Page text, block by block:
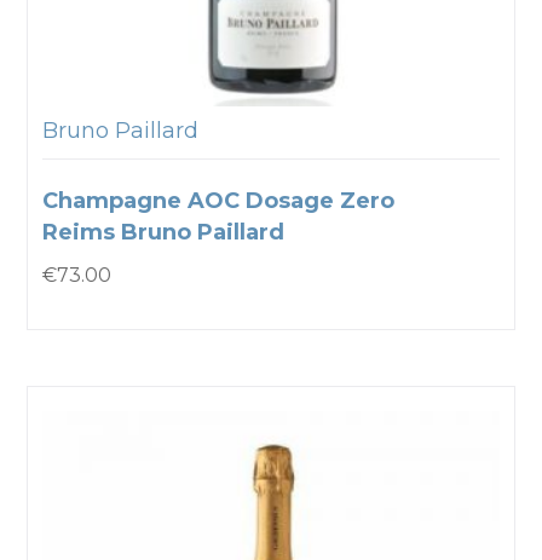
Bruno Paillard
Champagne AOC Dosage Zero
Reims Bruno Paillard
€73.00